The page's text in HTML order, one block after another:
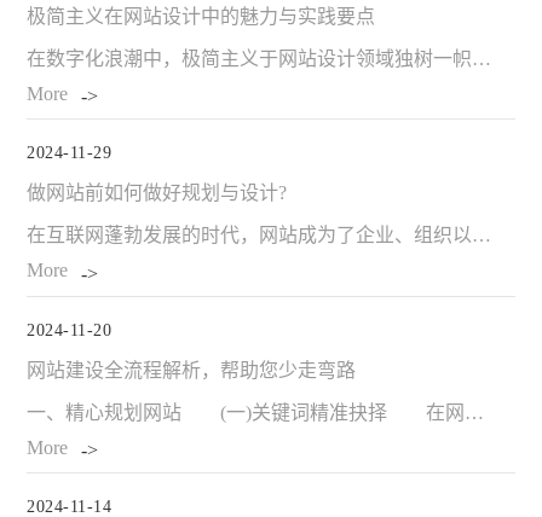
极简主义在网站设计中的魅力与实践要点
在数字化浪潮中，极简主义于网站设计领域独树一帜。其魅力非凡，对网站有着多方面的积极影响。 极简主义能让用户迅速聚焦核心信息。当下网络信息繁杂，极简风格网站去除冗余，仅留关键元素，像品牌标识、核心业务介绍与重要行动按钮等。用户进入网站即刻明晰主旨，如创…
More
2024-11-29
做网站前如何做好规划与设计?
在互联网蓬勃发展的时代，网站成为了企业、组织以及个人展示形象、传递信息、开展业务的重要窗口。然而，一个优质网站的诞生并非一蹴而就，做好前期的规划与设计至关重要。那么，究竟该如何做好网站的规划与设计呢?以下是一些关键要点值得深入探讨。 一、明确网站的目…
More
2024-11-20
网站建设全流程解析，帮助您少走弯路
一、精心规划网站 (一)关键词精准抉择 在网站建设的规划阶段，关键词选择可谓关键之关键。进行深入的关键词研究，能够准确锁定目标受众在搜索引擎中常用的词或短语，进而大幅提升网站在搜索结果中的可见度。选对关键词，一方面能提高搜索排名，另一方面还可确保网站…
More
2024-11-14